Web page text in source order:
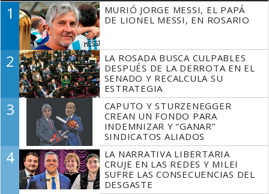
1
MURIÓ JORGE MESSI, EL PAPÁ
DE LIONEL MESSI, EN ROSARIO
2
LA ROSADA BUSCA CULPABLES
DESPUÉS DE LA DERROTA EN EL
SENADO Y RECALCULA SU
ESTRATEGIA
3
CAPUTO Y STURZENEGGER
CREAN UN FONDO PARA
INDEMNIZAR Y “GANAR”
SINDICATOS ALIADOS
4
LA NARRATIVA LIBERTARIA
CRUJE EN LAS REDES Y MILEI
SUFRE LAS CONSECUENCIAS DEL
DESGASTE